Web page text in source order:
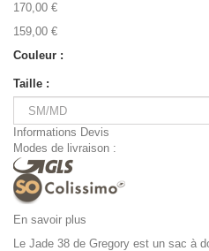
170,00 €
159,00 €
Couleur :
Taille :
Informations Devis
Modes de livraison :
En savoir plus
Le Jade 38 de Gregory est un sac à